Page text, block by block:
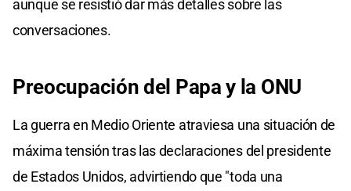
aunque se resistió dar más detalles sobre las
conversaciones.
Preocupación del Papa y la ONU
La guerra en Medio Oriente atraviesa una situación de
máxima tensión tras las declaraciones del presidente
de Estados Unidos, advirtiendo que "toda una